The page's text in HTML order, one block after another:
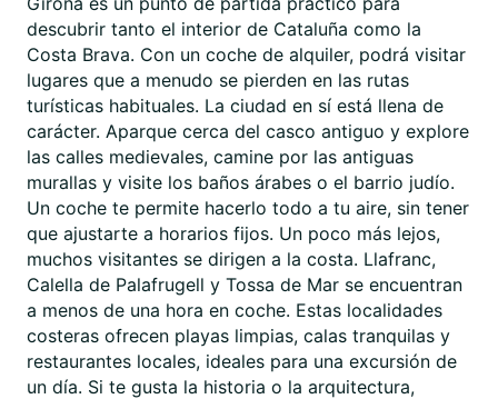
descubrir tanto el interior de Cataluña como la
Costa Brava. Con un coche de alquiler, podrá visitar
lugares que a menudo se pierden en las rutas
turísticas habituales. La ciudad en sí está llena de
carácter. Aparque cerca del casco antiguo y explore
las calles medievales, camine por las antiguas
murallas y visite los baños árabes o el barrio judío.
Un coche te permite hacerlo todo a tu aire, sin tener
que ajustarte a horarios fijos. Un poco más lejos,
muchos visitantes se dirigen a la costa. Llafranc,
Calella de Palafrugell y Tossa de Mar se encuentran
a menos de una hora en coche. Estas localidades
costeras ofrecen playas limpias, calas tranquilas y
restaurantes locales, ideales para una excursión de
un día. Si te gusta la historia o la arquitectura,